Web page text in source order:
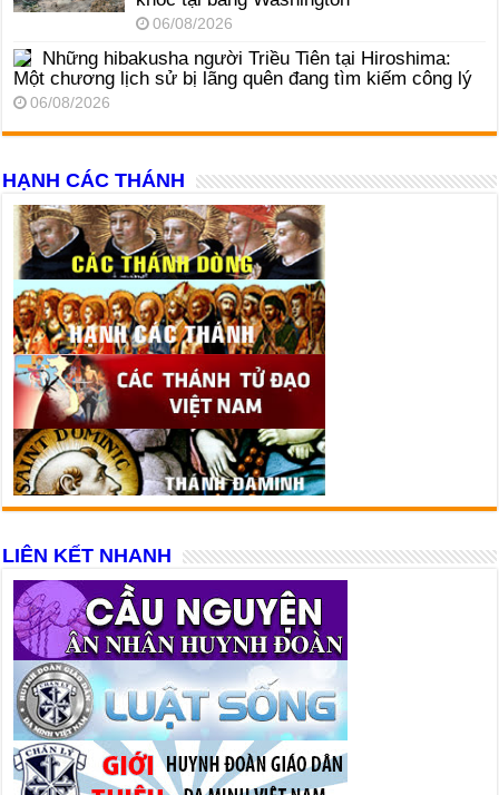
06/08/2026
Những hibakusha người Triều Tiên tại Hiroshima:
Một chương lịch sử bị lãng quên đang tìm kiếm công lý
06/08/2026
HẠNH CÁC THÁNH
LIÊN KẾT NHANH